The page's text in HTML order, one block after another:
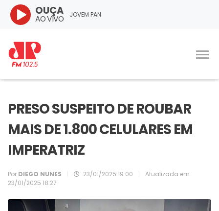
JOVEM PAN
OUÇA
AO VIVO
PRESO SUSPEITO DE ROUBAR
MAIS DE 1.800 CELULARES EM
IMPERATRIZ
Por DIEGO NUNES 23/01/2025 19:00
Atualizada em
23/01/2025 18:27